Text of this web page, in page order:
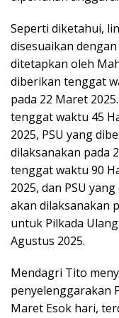
Seperti diketahui,
disesuaikan
ditetapkan oleh
diberikan tenggat
pada 22 Maret
tenggat waktu 45
2025, PSU yang
dilaksanakan pada
tenggat waktu 90
2025, dan PSU
akan dilaksanakan
untuk Pilkada
Agustus 2025.
Mendagri Tito
penyelenggarakan
Maret Esok hari,